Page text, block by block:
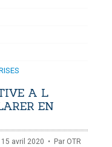
A L
EN
avril 2020 Par OTR